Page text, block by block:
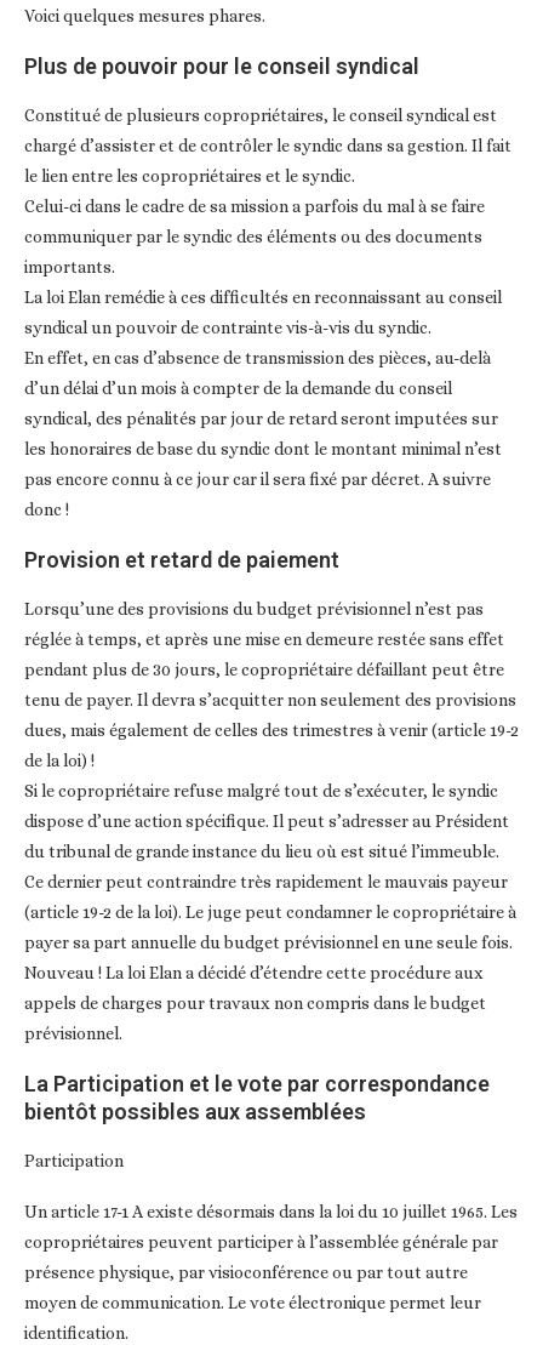
Voici quelques mesures phares.
Plus de pouvoir pour le conseil syndical
Constitué de plusieurs copropriétaires, le conseil syndical est
chargé d’assister et de contrôler le syndic dans sa gestion. Il fait
le lien entre les copropriétaires et le syndic.
Celui-ci dans le cadre de sa mission a parfois du mal à se faire
communiquer par le syndic des éléments ou des documents
importants.
La loi Elan remédie à ces difficultés en reconnaissant au conseil
syndical un pouvoir de contrainte vis-à-vis du syndic.
En effet, en cas d’absence de transmission des pièces, au-delà
d’un délai d’un mois à compter de la demande du conseil
syndical, des pénalités par jour de retard seront imputées sur
les honoraires de base du syndic dont le montant minimal n’est
pas encore connu à ce jour car il sera fixé par décret. A suivre
donc !
Provision et retard de paiement
Lorsqu’une des provisions du budget prévisionnel n’est pas
réglée à temps, et après une mise en demeure restée sans effet
pendant plus de 30 jours, le copropriétaire défaillant peut être
tenu de payer. Il devra s’acquitter non seulement des provisions
dues, mais également de celles des trimestres à venir (article 19-2
de la loi) !
Si le copropriétaire refuse malgré tout de s’exécuter, le syndic
dispose d’une action spécifique. Il peut s’adresser au Président
du tribunal de grande instance du lieu où est situé l’immeuble.
Ce dernier peut contraindre très rapidement le mauvais payeur
(article 19-2 de la loi). Le juge peut condamner le copropriétaire à
payer sa part annuelle du budget prévisionnel en une seule fois.
Nouveau ! La loi Elan a décidé d’étendre cette procédure aux
appels de charges pour travaux non compris dans le budget
prévisionnel.
La Participation et le vote par correspondance
bientôt possibles aux assemblées
Participation
Un article 17-1 A existe désormais dans la loi du 10 juillet 1965. Les
copropriétaires peuvent participer à l’assemblée générale par
présence physique, par visioconférence ou par tout autre
moyen de communication. Le vote électronique permet leur
identification.